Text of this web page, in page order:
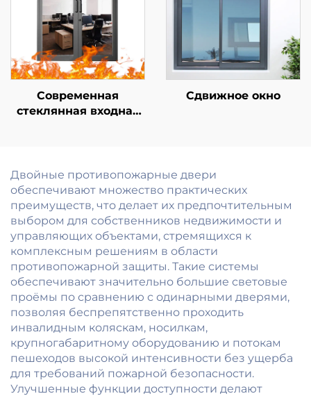
индивидуальный
заказ
теплоизоляцией
Современная
стеклянная входная
центра,
коммерческого
использования,
внутренняя
противопожарная
дверь с готовой
отделкой
поверхности
Сдвижное окно
Двойные противопожарные двери
обеспечивают множество практических
преимуществ, что делает их предпочтительным
выбором для собственников недвижимости и
управляющих объектами, стремящихся к
комплексным решениям в области
противопожарной защиты. Такие системы
обеспечивают значительно большие световые
проёмы по сравнению с одинарными дверями,
позволяя беспрепятственно проходить
инвалидным коляскам, носилкам,
крупногабаритному оборудованию и потокам
пешеходов высокой интенсивности без ущерба
для требований пожарной безопасности.
Улучшенные функции доступности делают